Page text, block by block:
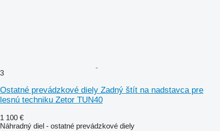
3
Ostatné prevádzkové diely Zadný štít na nadstavca pre
lesnú techniku Zetor TUN40
1 100 €
Náhradný diel - ostatné prevádzkové diely